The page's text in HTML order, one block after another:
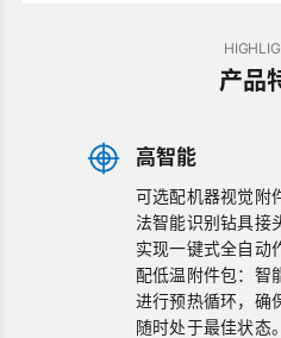
产品
高智能
可选配机器视觉附
法智能识别钻具接
实现一键式全自动
配低温附件包：智
进行预热循环，确
随时处于最佳状态。